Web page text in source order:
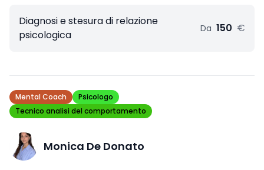
Diagnosi e stesura di relazione
psicologica
Da 150 €
Mental Coach
Psicologo
Tecnico analisi del comportamento
Monica De Donato